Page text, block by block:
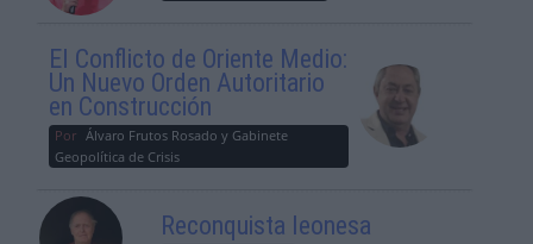
El Conflicto de Oriente Medio:
Un Nuevo Orden Autoritario
en Construcción
Por Álvaro Frutos Rosado y Gabinete
Geopolítica de Crisis
Reconquista leonesa